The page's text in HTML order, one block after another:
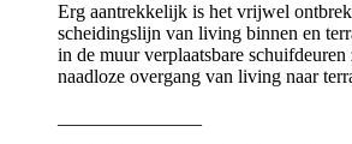
Erg aantrekkelijk is het vrijwel
scheidingslijn van living binnen en
in de muur verplaatsbare schuifdeuren
naadloze overgang van living naar